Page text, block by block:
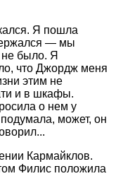
Я пошла
— мы
не было. Я
что Джордж меня
этим не
и в шкафы.
о нем у
может, он
Кармайклов.
Филис положила